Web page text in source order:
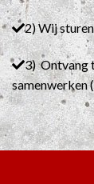
2) Wij
3) Ontvang
samenwerken